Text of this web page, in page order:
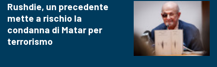
Rushdie, un precedente
mette a rischio la
condanna di Matar per
terrorismo